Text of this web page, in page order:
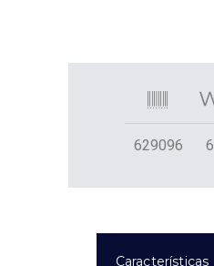
629096 6
Características